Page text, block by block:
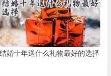
结婚十年送什么礼物最好的选择